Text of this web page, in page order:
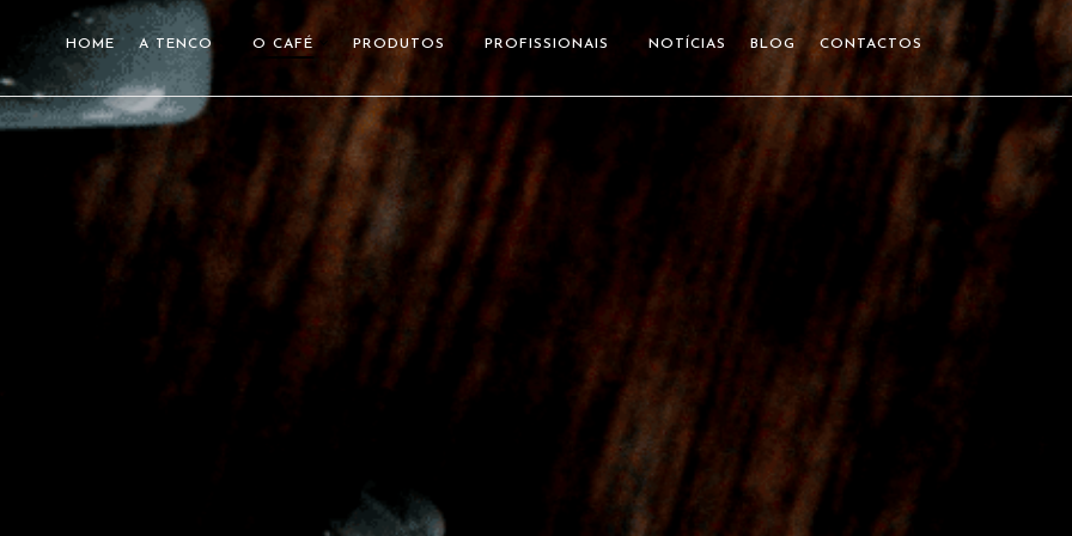
HOME A TENCO O CAFÉ PRODUTOS PROFISSIONAIS NOTÍCIAS BLOG CONTACTOS